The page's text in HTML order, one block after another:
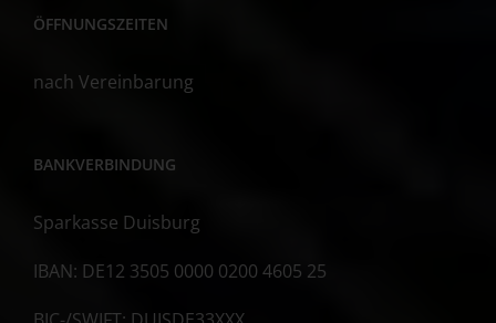
ÖFFNUNGSZEITEN
nach Vereinbarung
BANKVERBINDUNG
Sparkasse Duisburg
IBAN: DE12 3505 0000 0200 4605 25